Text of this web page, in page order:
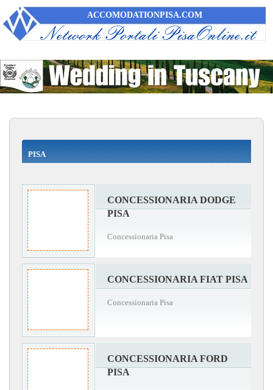
ACCOMODATIONPISA.COM
PISA
CONCESSIONARIA DODGE
PISA
Concessionaria Pisa
CONCESSIONARIA FIAT PISA
Concessionaria Pisa
CONCESSIONARIA FORD
PISA